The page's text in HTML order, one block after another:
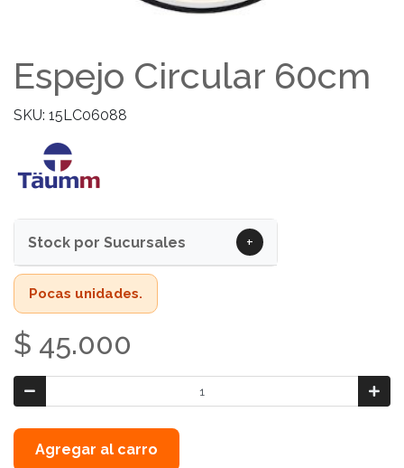
Espejo Circular 60cm
SKU: 15LC06088
Stock por Sucursales +
Pocas unidades.
$ 45.000
Agregar al carro